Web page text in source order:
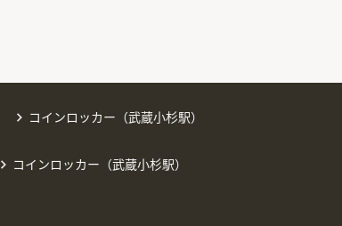
コインロッカー（武蔵小杉駅）
コインロッカー（武蔵小杉駅）